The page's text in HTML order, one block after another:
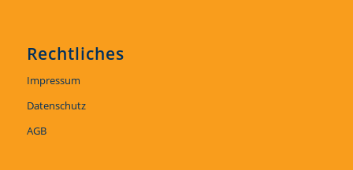
Rechtliches
Impressum
Datenschutz
AGB